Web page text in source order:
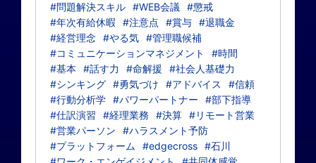
#問題解決スキル #WEB会議
#懲戒
#年次有給休暇
#注意点 #賞与 #退職金
#経営理念 #やる気 #管理職候補
#コミュニケーションマネジメント
#時間
#基本
#話す力 #命解援
#社会人基礎力
#シンキング #勇気づけ #アドバイス
#信頼
#行動分析学 #パワーパートナー
#部下指導
#仕訳演習
#経理業務 #決算 #リモート営業
#営業パーソン
#ハラスメント予防
#プラットフォーム
#edgecross #石川